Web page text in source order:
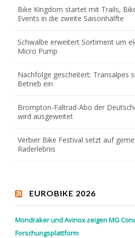
Bike Kingdom startet mit Trails,
Events in die zweite Saisonhälfte
Schwalbe erweitert Sortiment um
Micro Pump
Nachfolge gescheitert: Transalpes
Betrieb ein
Brompton-Faltrad-Abo der
wird ausgeweitet
Verbier Bike Festival setzt auf
Raderlebnis
EUROBIKE 2026
Mondraker und Avinox zeigen MG
Forschungsplattform